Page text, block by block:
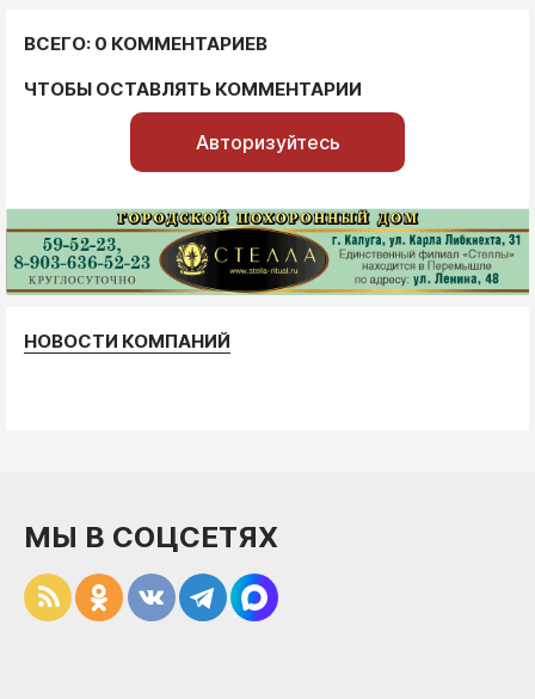
ВСЕГО: 0 КОММЕНТАРИЕВ
ЧТОБЫ ОСТАВЛЯТЬ КОММЕНТАРИИ
Авторизуйтесь
НОВОСТИ КОМПАНИЙ
МЫ В СОЦСЕТЯХ